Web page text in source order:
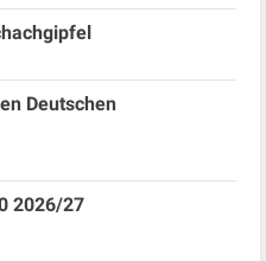
Deutschen
2026/27